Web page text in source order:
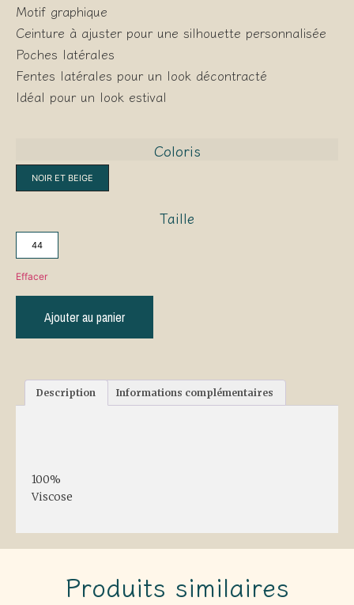
Motif graphique
Ceinture à ajuster pour une silhouette personnalisée
Poches latérales
Fentes latérales pour un look décontracté
Idéal pour un look estival
Coloris
NOIR ET BEIGE
Taille
44
Effacer
Ajouter au panier
Description Informations complémentaires
100%
Viscose
Produits similaires